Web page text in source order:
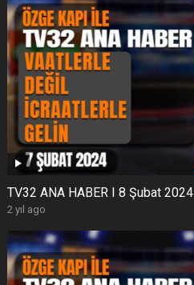
TV32 ANA HABER I 8 Şubat 2024
2 yıl ago